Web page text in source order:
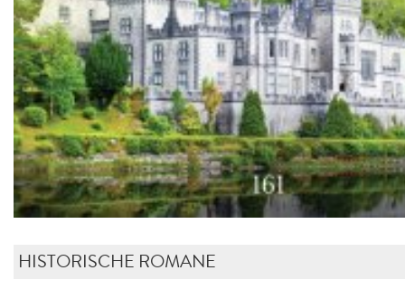
HISTORISCHE ROMANE